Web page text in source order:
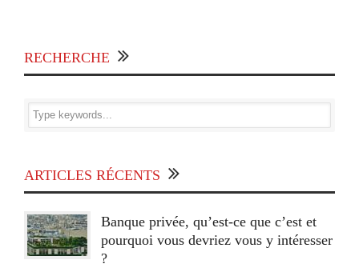
RECHERCHE
ARTICLES RÉCENTS
Banque privée, qu’est-ce que c’est et
pourquoi vous devriez vous y intéresser
?